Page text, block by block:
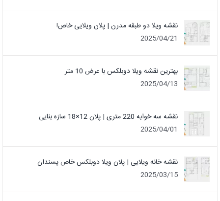
نقشه ویلا دو طبقه مدرن | پلان ویلایی خاص!
2025/04/21
بهترین نقشه ویلا دوبلکس با عرض 10 متر
2025/04/13
نقشه سه خوابه 220 متری | پلان 12×18 سازه بنایی
2025/04/01
نقشه خانه ویلایی | پلان ویلا دوبلکس خاص پسندان
2025/03/15